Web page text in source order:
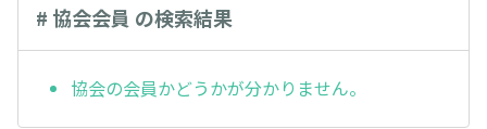
# 協会会員 の検索結果
協会の会員かどうかが分かりません。